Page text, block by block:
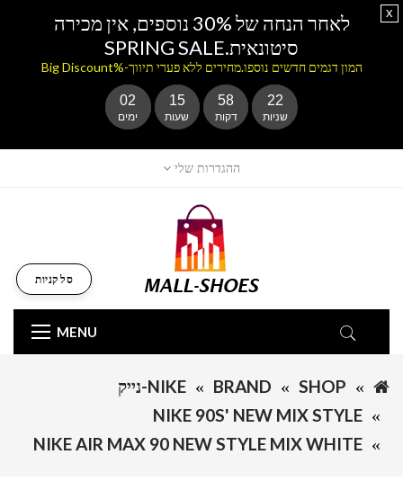
ההגדרות שלי
MENU
סל קניות
SHOP
BRAND
NIKE-נייק
NIKE 90S' NEW MIX STYLE
NIKE AIR MAX 90 NEW STYLE MIX WHITE
לאחר הנחה של 30% נוספים, אין מכירה
סיטונאית.SPRING SALE
המון דגמים חדשים נוספו.מחירים ללא פערי תיווך-%Big Discount
02
ימים
15
שעות
58
דקות
22
שניות
x